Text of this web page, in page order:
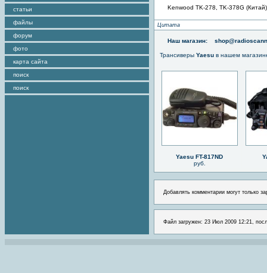
статьи
файлы
форум
фото
карта сайта
поиск
поиск
Kenwood TK-278, TK-378G
Цитата
Наш магазин:
Трансиверы Yaesu в нашем
Yaesu FT-817ND
руб.
Добавлять комментарии могут только
Файл загружен: 23 Июл 2009 12:21,